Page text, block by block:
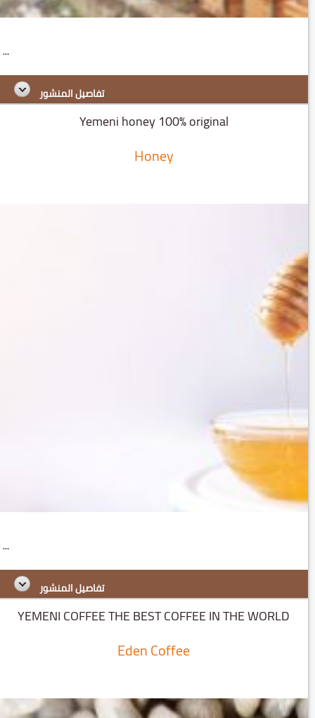
...
تفاصيل المنشور
Yemeni honey 100% original
Honey
...
تفاصيل المنشور
YEMENI COFFEE THE BEST COFFEE IN THE WORLD
Eden Coffee